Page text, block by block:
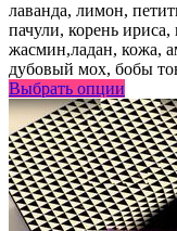
лаванда, лимон,
пачули, корень ириса,
жасмин,ладан, кожа,
дубовый мох, бобы
Выбрать опции